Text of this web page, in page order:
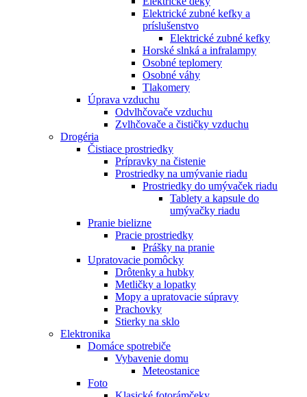
Elektrické zubné kefky a
príslušenstvo
Elektrické zubné kefky
Horské slnká a infralampy
Osobné teplomery
Osobné váhy
Tlakomery
Úprava vzduchu
Odvlhčovače vzduchu
Zvlhčovače a čističky vzduchu
Drogéria
Čistiace prostriedky
Prípravky na čistenie
Prostriedky na umývanie riadu
Prostriedky do umývaček riadu
Tablety a kapsule do
umývačky riadu
Pranie bielizne
Pracie prostriedky
Prášky na pranie
Upratovacie pomôcky
Drôtenky a hubky
Metličky a lopatky
Mopy a upratovacie súpravy
Prachovky
Stierky na sklo
Elektronika
Domáce spotrebiče
Vybavenie domu
Meteostanice
Foto